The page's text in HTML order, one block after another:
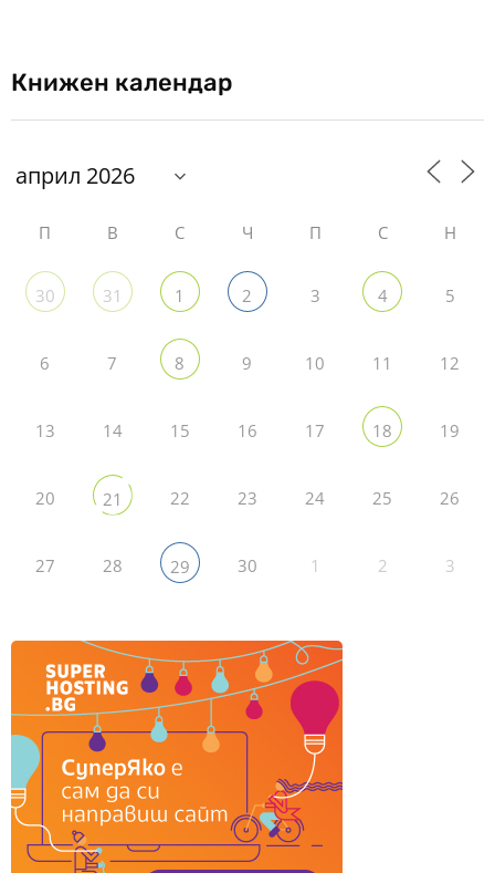
Книжен календар
П В С Ч П С Н
30 31 1 2 3 4 5
6 7 8 9 10 11 12
13 14 15 16 17 18 19
20 21 22 23 24 25 26
27 28 29 30 1 2 3